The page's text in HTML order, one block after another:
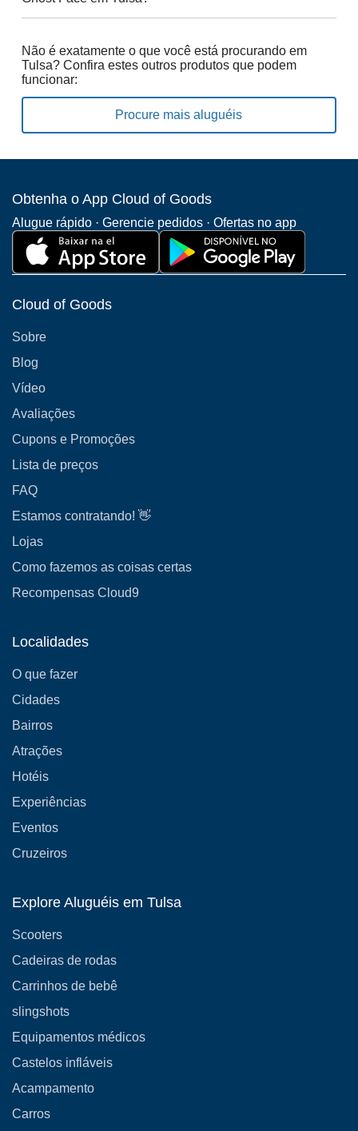
Não é exatamente o que você está procurando em
Tulsa? Confira estes outros produtos que podem
funcionar:
Procure mais aluguéis
Obtenha o App Cloud of Goods
Alugue rápido · Gerencie pedidos · Ofertas no app
Cloud of Goods
Sobre
Blog
Vídeo
Avaliações
Cupons e Promoções
Lista de preços
FAQ
Estamos contratando! 👋
Lojas
Como fazemos as coisas certas
Recompensas Cloud9
Localidades
O que fazer
Cidades
Bairros
Atrações
Hotéis
Experiências
Eventos
Cruzeiros
Explore Aluguéis em Tulsa
Scooters
Cadeiras de rodas
Carrinhos de bebê
slingshots
Equipamentos médicos
Castelos infláveis
Acampamento
Carros